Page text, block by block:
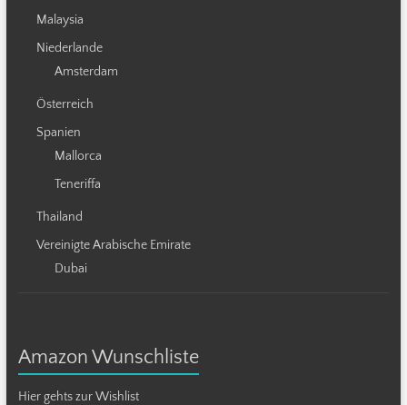
Malaysia
Niederlande
Amsterdam
Österreich
Spanien
Mallorca
Teneriffa
Thailand
Vereinigte Arabische Emirate
Dubai
Amazon Wunschliste
Hier gehts zur Wishlist